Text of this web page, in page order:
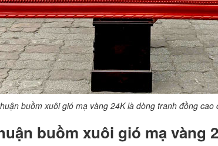
buồm xuôi gió mạ vàng 24K là dòng tranh đồng cao
buồm xuôi gió mạ vàng